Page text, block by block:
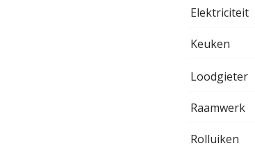
Elektriciteit
Keuken
Loodgieter
Raamwerk
Rolluiken